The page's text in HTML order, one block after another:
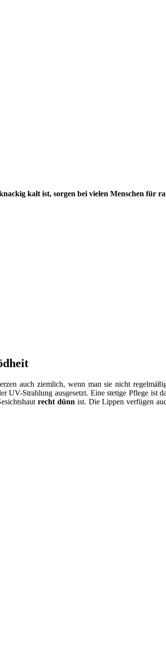
kalt ist, sorgen bei vielen Menschen für
auch ziemlich, wenn man sie nicht
UV-Strahlung ausgesetzt. Eine stetige Pflege
recht dünn ist. Die Lippen verfügen